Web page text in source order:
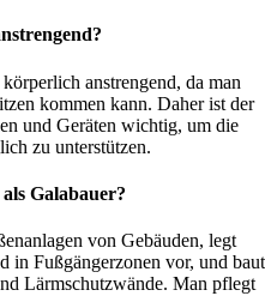
anstrengend, da man
kommen kann. Daher ist der
und Geräten wichtig, um die
zu unterstützen.
Galabauer?
von Gebäuden, legt
in Fußgängerzonen vor, und baut
Lärmschutzwände. Man pflegt